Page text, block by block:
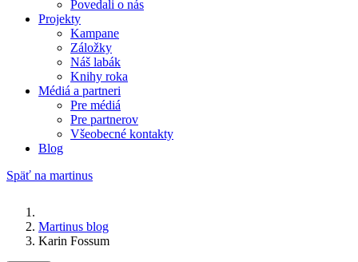
Povedali o nás
Projekty
Kampane
Záložky
Náš labák
Knihy roka
Médiá a partneri
Pre médiá
Pre partnerov
Všeobecné kontakty
Blog
Späť na martinus
Martinus blog
Karin Fossum